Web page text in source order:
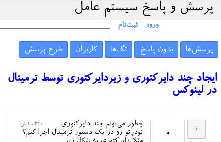
پرسش و پاسخ سیستم عامل
ورود ثبت‌نام
پرسش‌ها بدون پاسخ تگ‌ها کاربران طرح پرسش
ایجاد چند دایرکتوری و زیردایرکتوری توسط ترمینال
در لینوکس
0
420 نمایش
چطور می‌تونم چند دایرکتوری
تودرتو رو در یک دستور ترمینال اجرا کنم؟